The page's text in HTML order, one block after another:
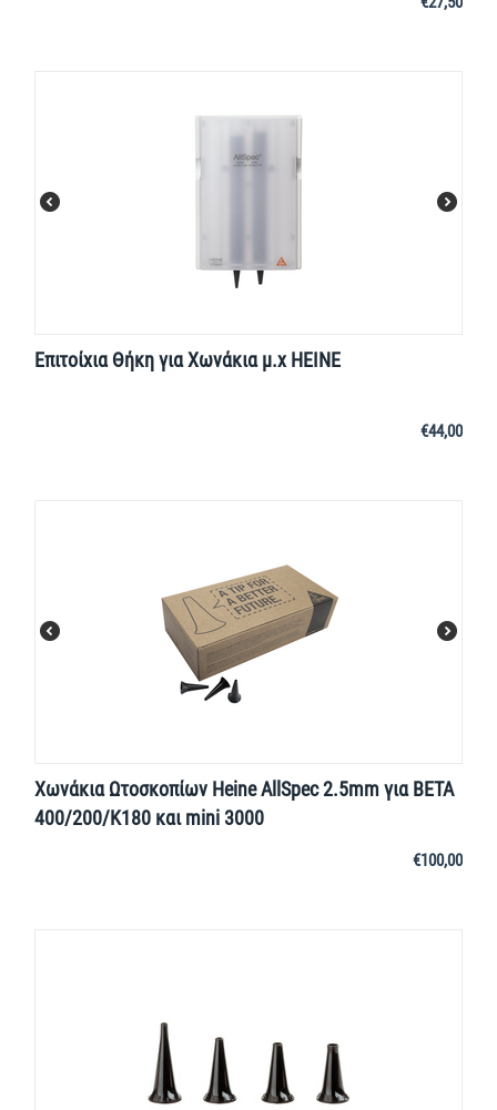
Επιτοίχια Θήκη για Χωνάκια μ.χ HEINE
€44,00
Χωνάκια Ωτοσκοπίων Heine AllSpec 2.5mm για BETA
400/200/K180 και mini 3000
€100,00